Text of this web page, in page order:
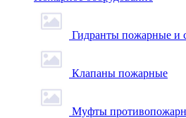
Гидранты пожарные и
Клапаны пожарные
Муфты